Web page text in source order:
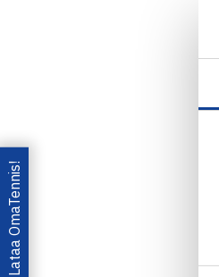
Lataa OmaTennis!